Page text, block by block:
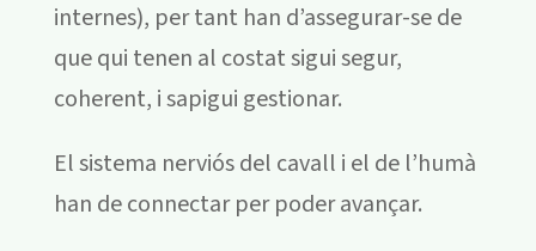
internes), per tant han d’assegurar-se de
que qui tenen al costat sigui segur,
coherent, i sapigui gestionar.
El sistema nerviós del cavall i el de l’humà
han de connectar per poder avançar.